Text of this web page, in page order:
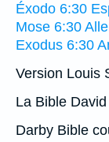
Éxodo 6:30
Mose 6:30
Exodus 6:30
Version Louis
La Bible
Darby Bible